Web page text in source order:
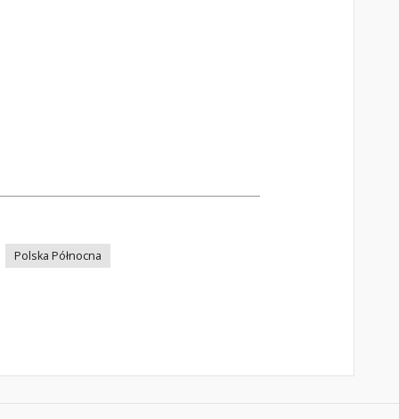
Polska Północna